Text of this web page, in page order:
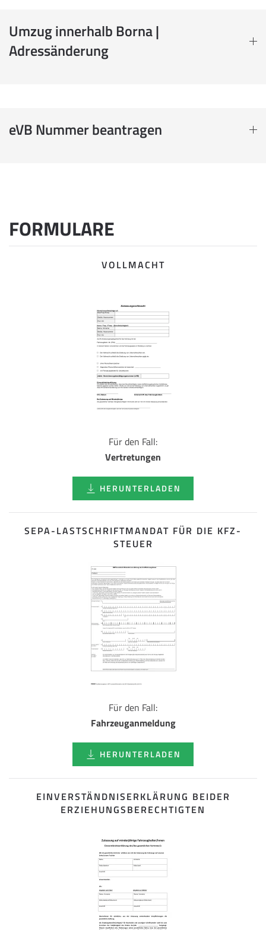
Umzug innerhalb Borna |
Adressänderung
eVB Nummer beantragen
FORMULARE
VOLLMACHT
Für den Fall:
Vertretungen
HERUNTERLADEN
SEPA-LASTSCHRIFT­MANDAT FÜR DIE KFZ-
STEUER
Für den Fall:
Fahrzeuganmeldung
HERUNTERLADEN
EINVERSTÄNDNISERKLÄRUNG BEIDER
ERZIEHUNGSBERECHTIGTEN